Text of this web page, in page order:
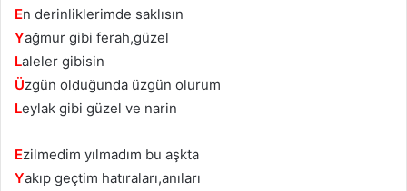
En derinliklerimde saklısın
Yağmur gibi ferah,güzel
Laleler gibisin
Üzgün olduğunda üzgün olurum
Leylak gibi güzel ve narin
Ezilmedim yılmadım bu aşkta
Yakıp geçtim hatıraları,anıları